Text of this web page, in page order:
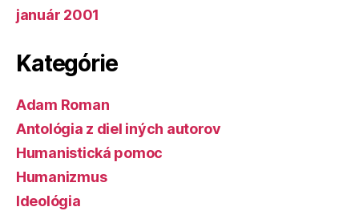
január 2001
Kategórie
Adam Roman
Antológia z diel iných autorov
Humanistická pomoc
Humanizmus
Ideológia